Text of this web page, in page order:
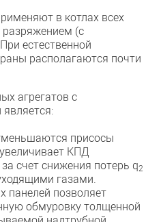
в котлах всех
(с
естественной
располагаются почти
агрегатов с
присосы
КПД
счет снижения потерь q2
газами.
панелей позволяет
обмуровку толщенной